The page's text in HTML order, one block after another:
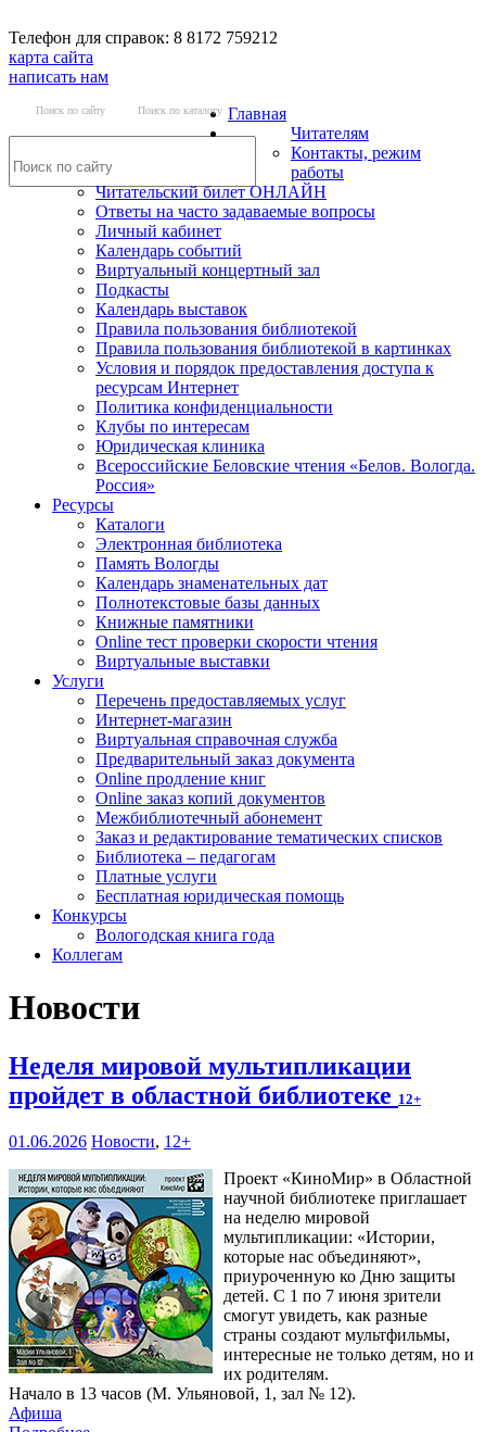
Телефон для справок: 8 8172 759212
карта сайта
написать нам
Поиск по сайту Поиск по каталогу Главная
Читателям
Контакты, режим
работы
Читательский билет ОНЛАЙН
Ответы на часто задаваемые вопросы
Личный кабинет
Календарь событий
Виртуальный концертный зал
Подкасты
Календарь выставок
Правила пользования библиотекой
Правила пользования библиотекой в картинках
Условия и порядок предоставления доступа к
ресурсам Интернет
Политика конфиденциальности
Клубы по интересам
Юридическая клиника
Всероссийские Беловские чтения «Белов. Вологда.
Россия»
Ресурсы
Каталоги
Электронная библиотека
Память Вологды
Календарь знаменательных дат
Полнотекстовые базы данных
Книжные памятники
Online тест проверки скорости чтения
Виртуальные выставки
Услуги
Перечень предоставляемых услуг
Интернет-магазин
Виртуальная справочная служба
Предварительный заказ документа
Online продление книг
Online заказ копий документов
Межбиблиотечный абонемент
Заказ и редактирование тематических списков
Библиотека – педагогам
Платные услуги
Бесплатная юридическая помощь
Конкурсы
Вологодская книга года
Коллегам
Новости
Неделя мировой мультипликации
пройдет в областной библиотеке 12+
01.06.2026 Новости, 12+
Проект «КиноМир» в Областной
научной библиотеке приглашает
на неделю мировой
мультипликации: «Истории,
которые нас объединяют»,
приуроченную ко Дню защиты
детей. С 1 по 7 июня зрители
смогут увидеть, как разные
страны создают мультфильмы,
интересные не только детям, но и
их родителям.
Начало в 13 часов (М. Ульяновой, 1, зал № 12).
Афиша